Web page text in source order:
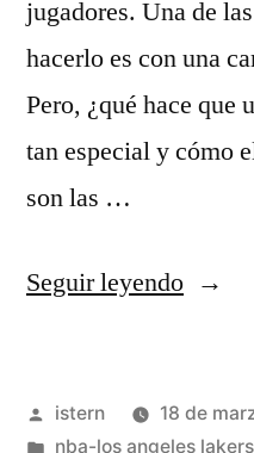
jugadores. Una de
hacerlo es con una
Pero, ¿qué hace que
tan especial y cómo
son las …
Seguir leyendo
Publicado
por
istern
18 de
Publicado
nba-los angeles lakers